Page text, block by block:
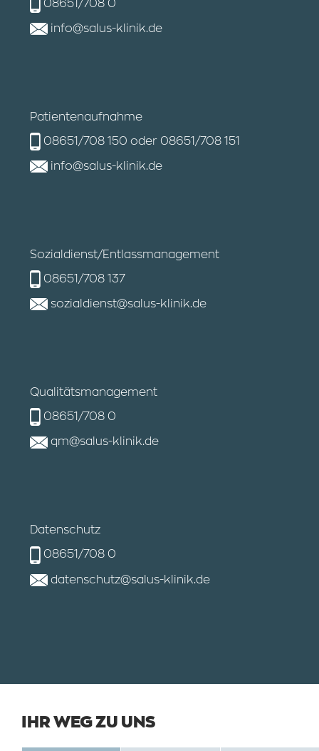
08651/708 0
info@salus-klinik.de
Patientenaufnahme
08651/708 150 oder 08651/708 151
info@salus-klinik.de
Sozialdienst/Entlassmanagement
08651/708 137
sozialdienst@salus-klinik.de
Qualitätsmanagement
08651/708 0
qm@salus-klinik.de
Datenschutz
08651/708 0
datenschutz@salus-klinik.de
IHR WEG ZU UNS